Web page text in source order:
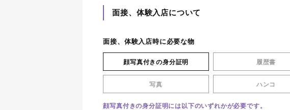
面接、体験入店について
面接、体験入店時に必要な物
顔写真付きの身分証明 履歴書
写真 ハンコ
顔写真付きの身分証明には以下のいずれかが必要です。